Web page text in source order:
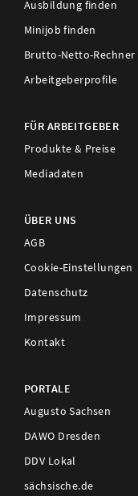
Ausbildung finden
Minijob finden
Brutto-Netto-Rechner
Arbeitgeberprofile
FÜR ARBEITGEBER
Produkte & Preise
Mediadaten
ÜBER UNS
AGB
Cookie-Einstellungen
Datenschutz
Impressum
Kontakt
PORTALE
Augusto Sachsen
DAWO Dresden
DDV Lokal
sächsische.de